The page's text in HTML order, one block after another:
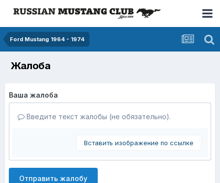
Ford Mustang 1964 - 1974
Жалоба
Ваша жалоба
Введите текст жалобы (не обязательно).
Вставить изображение по ссылке
Отправить жалобу